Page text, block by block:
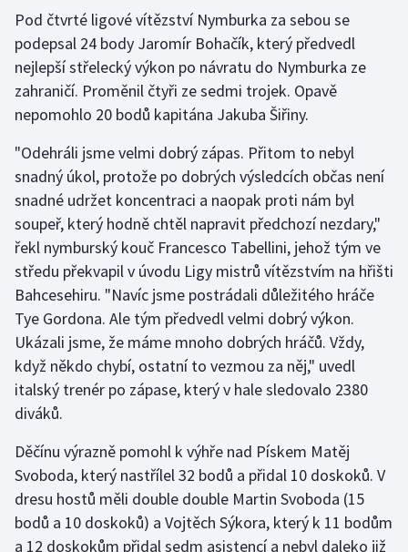
Motorsport
Olympijské hry
Parasport
Plavání
Plážový volejbal
Ragby
Rychlobruslení
Rychlostní kanoistika
Short track
Stolní tenis
Triatlon
Pod čtvrté ligové vítězství Nymburka za sebou se
podepsal 24 body Jaromír Bohačík, který předvedl
nejlepší střelecký výkon po návratu do Nymburka ze
zahraničí. Proměnil čtyři ze sedmi trojek. Opavě
nepomohlo 20 bodů kapitána Jakuba Šiřiny.
"Odehráli jsme velmi dobrý zápas. Přitom to nebyl
snadný úkol, protože po dobrých výsledcích občas není
snadné udržet koncentraci a naopak proti nám byl
soupeř, který hodně chtěl napravit předchozí nezdary,"
řekl nymburský kouč Francesco Tabellini, jehož tým ve
středu překvapil v úvodu Ligy mistrů vítězstvím na hřišti
Bahcesehiru. "Navíc jsme postrádali důležitého hráče
Tye Gordona. Ale tým předvedl velmi dobrý výkon.
Ukázali jsme, že máme mnoho dobrých hráčů. Vždy,
když někdo chybí, ostatní to vezmou za něj," uvedl
italský trenér po zápase, který v hale sledovalo 2380
diváků.
Děčínu výrazně pomohl k výhře nad Pískem Matěj
Svoboda, který nastřílel 32 bodů a přidal 10 doskoků. V
dresu hostů měli double double Martin Svoboda (15
bodů a 10 doskoků) a Vojtěch Sýkora, který k 11 bodům
a 12 doskokům přidal sedm asistencí a nebyl daleko již